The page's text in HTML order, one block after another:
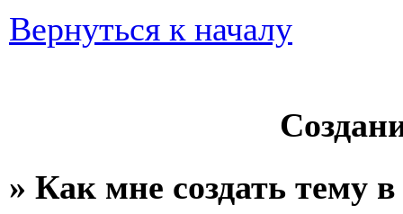
Вернуться к началу
» Как мне создать тему